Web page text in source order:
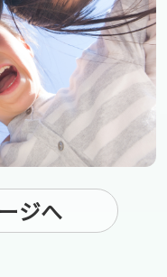
ジへ